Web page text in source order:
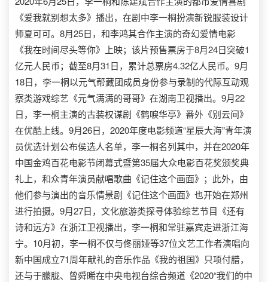
《爱我就别想太多》播出，在剧中李一桐扮演新锐服装设计
师夏可可。8月25日，和李鸿其合作主演的奇幻爱情电影
《我在时间尽头等你》上映；该片预售票房于8月24日突破1
亿元人民币；截至8月31日，累计总票房4.32亿人民币。9月
18日，李一桐以元气帮藏团成员身份参与录制的代际互动观
察类游戏综艺《元气满满的哥哥》在湖南卫视播出。9月22
日，李一桐主演的古装权谋剧《鹤唳华亭》番外《别云间》
在优酷上线。9月26日，2020年度电影频道“星辰大海”青年演
员优选计划公布侯选人名单，李一桐名列其中，并在2020年
中国金鸡百花电影节闭幕式暨第35届大众电影百花奖颁奖典
礼上，和众青年演员献唱歌曲《记住这个画面》；此外，由
他们参与演出的音乐情景剧《记住这个画面》也开始在郑州
进行拍摄。9月27日，文化旅游类探寻体验综艺节目《还有
诗和远方》在浙江卫视播出，李一桐和常驻嘉宾走进浙江海
宁。10月初，李一桐不仅与佟丽娅等37位文艺工作者演唱向
新中国成立71周年献礼的音乐作品《我的祖国》只项付腊，
还与于朦胧、曾舜晞在中央电视台综合频道《2020“我们的中